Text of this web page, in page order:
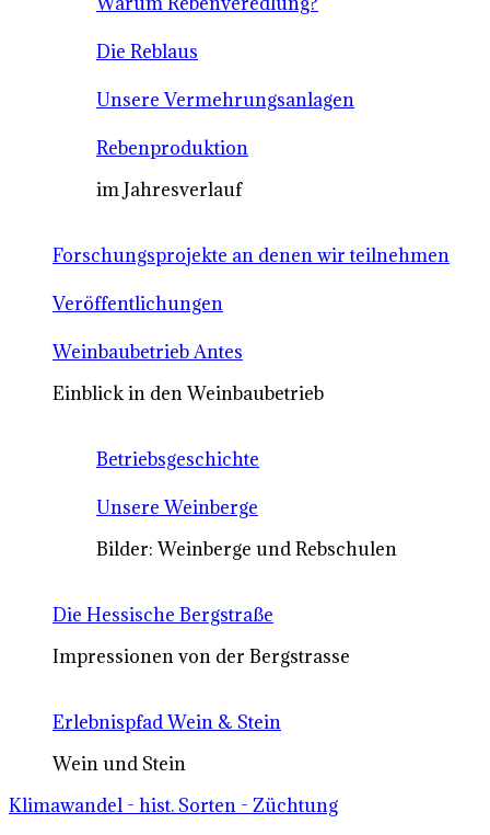
Die Reblaus
Unsere Vermehrungsanlagen
Rebenproduktion
im Jahresverlauf
Forschungsprojekte an denen wir teilnehmen
Veröffentlichungen
Weinbaubetrieb Antes
Einblick in den Weinbaubetrieb
Betriebsgeschichte
Unsere Weinberge
Bilder: Weinberge und Rebschulen
Die Hessische Bergstraße
Impressionen von der Bergstrasse
Erlebnispfad Wein & Stein
Wein und Stein
Klimawandel - hist. Sorten - Züchtung